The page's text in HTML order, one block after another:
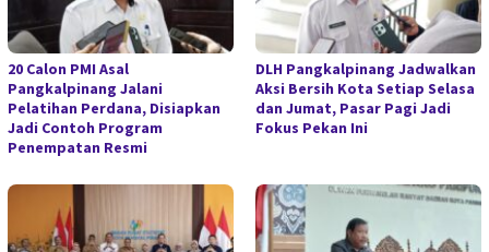
20 Calon PMI Asal
Pangkalpinang Jalani
Pelatihan Perdana, Disiapkan
Jadi Contoh Program
Penempatan Resmi
DLH Pangkalpinang Jadwalkan
Aksi Bersih Kota Setiap Selasa
dan Jumat, Pasar Pagi Jadi
Fokus Pekan Ini